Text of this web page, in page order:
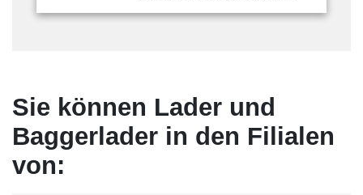
Sie können Lader und
Baggerlader in den Filialen
von: